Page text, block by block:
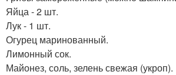
Яйца - 2 шт.
Лук - 1 шт.
Огурец маринованный.
Лимонный сок.
Майонез, соль, зелень свежая (укроп).